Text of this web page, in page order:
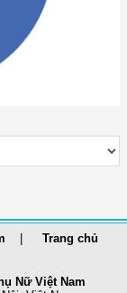
Trang chủ
Nữ Việt Nam